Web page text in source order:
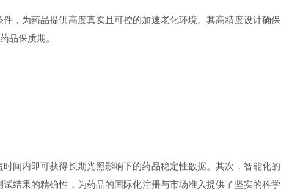
为药品提供高度真实且可控的加速老化环境。其高精度设计确保
品保质期。
内即可获得长期光照影响下的药品稳定性数据。其次，智能化的
结果的精确性，为药品的国际化注册与市场准入提供了坚实的科学